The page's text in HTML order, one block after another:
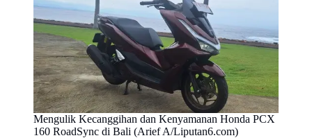
Mengulik Kecanggihan dan Kenyamanan Honda PCX
160 RoadSync di Bali (Arief A/Liputan6.com)